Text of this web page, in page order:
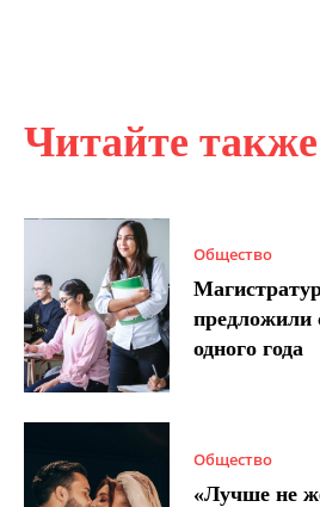
Читайте также
Общество
предложили
одного года
Общество
«Лучше не